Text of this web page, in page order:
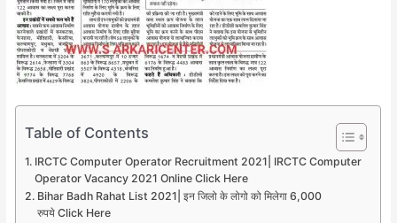
Table of Contents
IRCTC Computer Operator Recruitment 2021| IRCTC Computer
Operator Vacancy 2021 Online Click Here
Bihar Badh Rahat List 2021| इन जिलो के लोगो को मिलेगा 6,000
रुपये Click Here